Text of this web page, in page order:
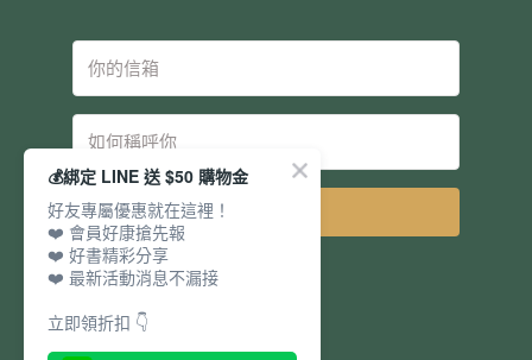
💰綁定 LINE 送 $50 購物金
好友專屬優惠就在這裡！
❤️ 會員好康搶先報
❤️ 好書精彩分享
❤️ 最新活動消息不漏接
立即領折扣 👇